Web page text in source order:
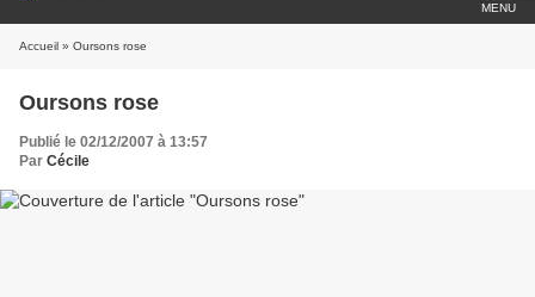
MENU
Accueil » Oursons rose
Oursons rose
Publié le 02/12/2007 à 13:57
Par Cécile